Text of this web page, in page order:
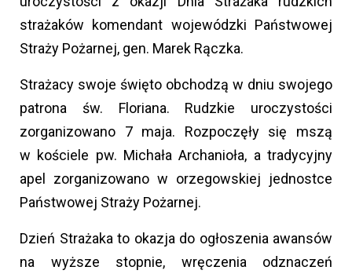
strażaków komendant wojewódzki Państwowej
Straży Pożarnej, gen. Marek Rączka.
Strażacy swoje święto obchodzą w dniu swojego
patrona św. Floriana. Rudzkie uroczystości
zorganizowano 7 maja. Rozpoczęły się mszą
w kościele pw. Michała Archanioła, a tradycyjny
apel zorganizowano w orzegowskiej jednostce
Państwowej Straży Pożarnej.
Dzień Strażaka to okazja do ogłoszenia awansów
na wyższe stopnie, wręczenia odznaczeń